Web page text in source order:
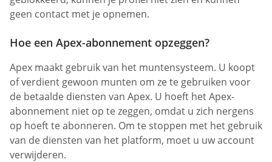
geen contact met je opnemen.
Hoe een Apex-abonnement opzeggen?
Apex maakt gebruik van het muntensysteem. U koopt
of verdient gewoon munten om ze te gebruiken voor
de betaalde diensten van Apex. U hoeft het Apex-
abonnement niet op te zeggen, omdat u zich nergens
op hoeft te abonneren. Om te stoppen met het gebruik
van de diensten van het platform, moet u uw account
verwijderen.